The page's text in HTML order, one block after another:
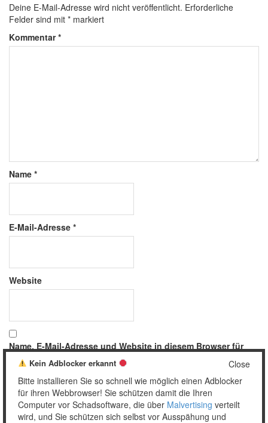
Deine E-Mail-Adresse wird nicht veröffentlicht. Erforderliche
Felder sind mit * markiert
Kommentar*
Name *
E-Mail-Adresse *
Website
Name, E-Mail-Adresse und Website in diesem Browser für
meinen nächsten Kommentar speichern.
Close
Kein Adblocker erkannt
Bitte installieren Sie so schnell wie möglich einen Adblocker
für ihren Webbrowser! Sie schützen damit die Ihren
Computer vor Schadsoftware, die über Malvertising verteilt
wird, und Sie schützen sich selbst vor Ausspähung und